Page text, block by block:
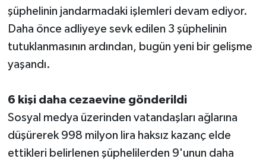
şüphelinin jandarmadaki işlemleri devam ediyor.
Daha önce adliyeye sevk edilen 3 şüphelinin
tutuklanmasının ardından, bugün yeni bir gelişme
yaşandı.
6 kişi daha cezaevine gönderildi
Sosyal medya üzerinden vatandaşları ağlarına
düşürerek 998 milyon lira haksız kazanç elde
ettikleri belirlenen şüphelilerden 9'unun daha